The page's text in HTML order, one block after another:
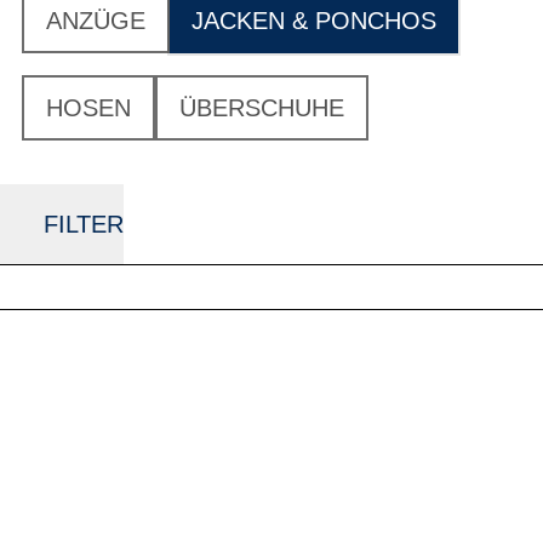
ANZÜGE JACKEN & PONCHOS
HOSEN ÜBERSCHUHE
FILTER